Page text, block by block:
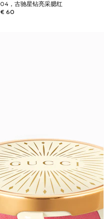
04，古驰星钻亮采腮红
€ 60